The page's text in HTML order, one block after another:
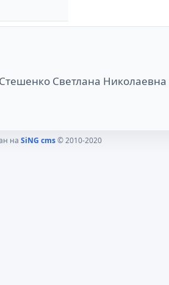
Светлана
на SiNG cms© 2010-2020